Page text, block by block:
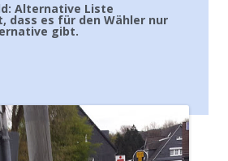
Alternative Liste
dass es für den Wähler nur
gibt.